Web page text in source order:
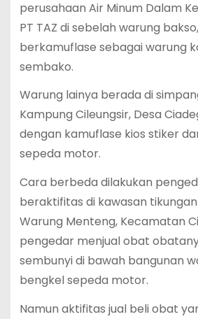
perusahaan Air Minum Dalam
PT TAZ di sebelah warung
berkamuflase sebagai warung
sembako.
Warung lainya berada di
Kampung Cileungsir, Desa
dengan kamuflase kios stiker
sepeda motor.
Cara berbeda dilakukan
beraktifitas di kawasan
Warung Menteng, Kecamatan
pengedar menjual obat
sembunyi di bawah bangunan
bengkel sepeda motor.
Namun aktifitas jual beli obat